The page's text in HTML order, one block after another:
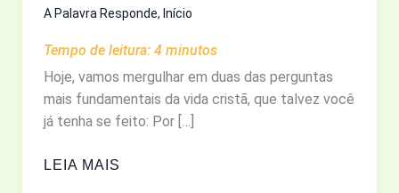
A Palavra Responde, Início
Tempo de leitura: 4 minutos
Hoje, vamos mergulhar em duas das perguntas
mais fundamentais da vida cristã, que talvez você
já tenha se feito: Por […]
POR
LEIA MAIS